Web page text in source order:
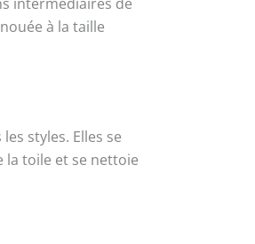
intermédiaires de
à la taille
styles. Elles se
la toile et se nettoie